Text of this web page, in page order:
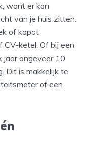
want er kan
van je huis zitten.
of kapot
CV-ketel. Of bij een
jaar ongeveer 10
Dit is makkelijk te
of een